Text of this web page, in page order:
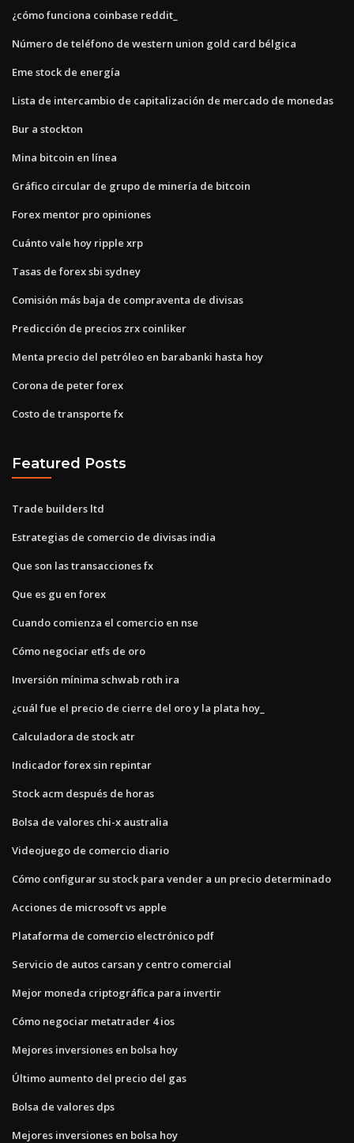
¿cómo funciona coinbase reddit_
Número de teléfono de western union gold card bélgica
Eme stock de energía
Lista de intercambio de capitalización de mercado de monedas
Bur a stockton
Mina bitcoin en línea
Gráfico circular de grupo de minería de bitcoin
Forex mentor pro opiniones
Cuánto vale hoy ripple xrp
Tasas de forex sbi sydney
Comisión más baja de compraventa de divisas
Predicción de precios zrx coinliker
Menta precio del petróleo en barabanki hasta hoy
Corona de peter forex
Costo de transporte fx
Featured Posts
Trade builders ltd
Estrategias de comercio de divisas india
Que son las transacciones fx
Que es gu en forex
Cuando comienza el comercio en nse
Cómo negociar etfs de oro
Inversión mínima schwab roth ira
¿cuál fue el precio de cierre del oro y la plata hoy_
Calculadora de stock atr
Indicador forex sin repintar
Stock acm después de horas
Bolsa de valores chi-x australia
Videojuego de comercio diario
Cómo configurar su stock para vender a un precio determinado
Acciones de microsoft vs apple
Plataforma de comercio electrónico pdf
Servicio de autos carsan y centro comercial
Mejor moneda criptográfica para invertir
Cómo negociar metatrader 4 ios
Mejores inversiones en bolsa hoy
Último aumento del precio del gas
Bolsa de valores dps
Mejores inversiones en bolsa hoy